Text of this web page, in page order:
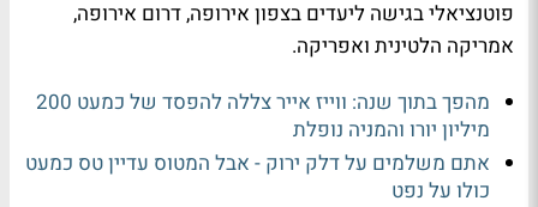
פוטנציאלי בגישה ליעדים בצפון אירופה, דרום אירופה,
אמריקה הלטינית ואפריקה.
מהפך בתוך שנה: ווייז אייר צללה להפסד של כמעט 200
מיליון יורו והמניה נופלת
אתם משלמים על דלק ירוק - אבל המטוס עדיין טס כמעט
כולו על נפט